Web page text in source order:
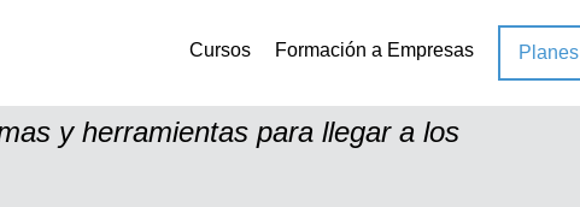
Cursos Formación a Empresas Planes
y herramientas para llegar a los